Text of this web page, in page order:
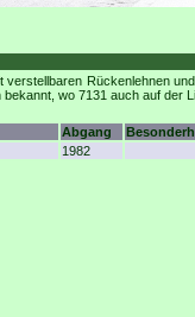
Rückenlehnen
wo 7131 auch auf der
Abgang
1982